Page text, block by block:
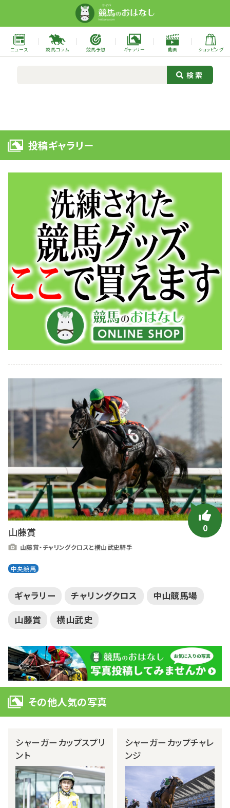
ニュース 競馬コラム 競馬予想 ギャラリー 動画 ショッピング
投稿ギャラリー
0
山藤賞
山藤賞・チャリングクロスと横山武史騎手
中央競馬
ギャラリー チャリングクロス
中山競馬場
山藤賞
横山武史
その他人気の写真
シャーガーカップスプリ
ント
シャーガーカップチャレ
ンジ